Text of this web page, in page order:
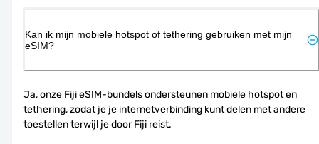
Kan ik mijn mobiele hotspot of tethering gebruiken met mijn
eSIM?
Ja, onze Fiji eSIM-bundels ondersteunen mobiele hotspot en
tethering, zodat je je internetverbinding kunt delen met andere
toestellen terwijl je door Fiji reist.